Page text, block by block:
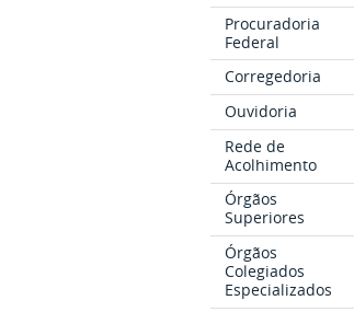
Procuradoria
Federal
Corregedoria
Ouvidoria
Rede de
Acolhimento
Órgãos
Superiores
Órgãos
Colegiados
Especializados